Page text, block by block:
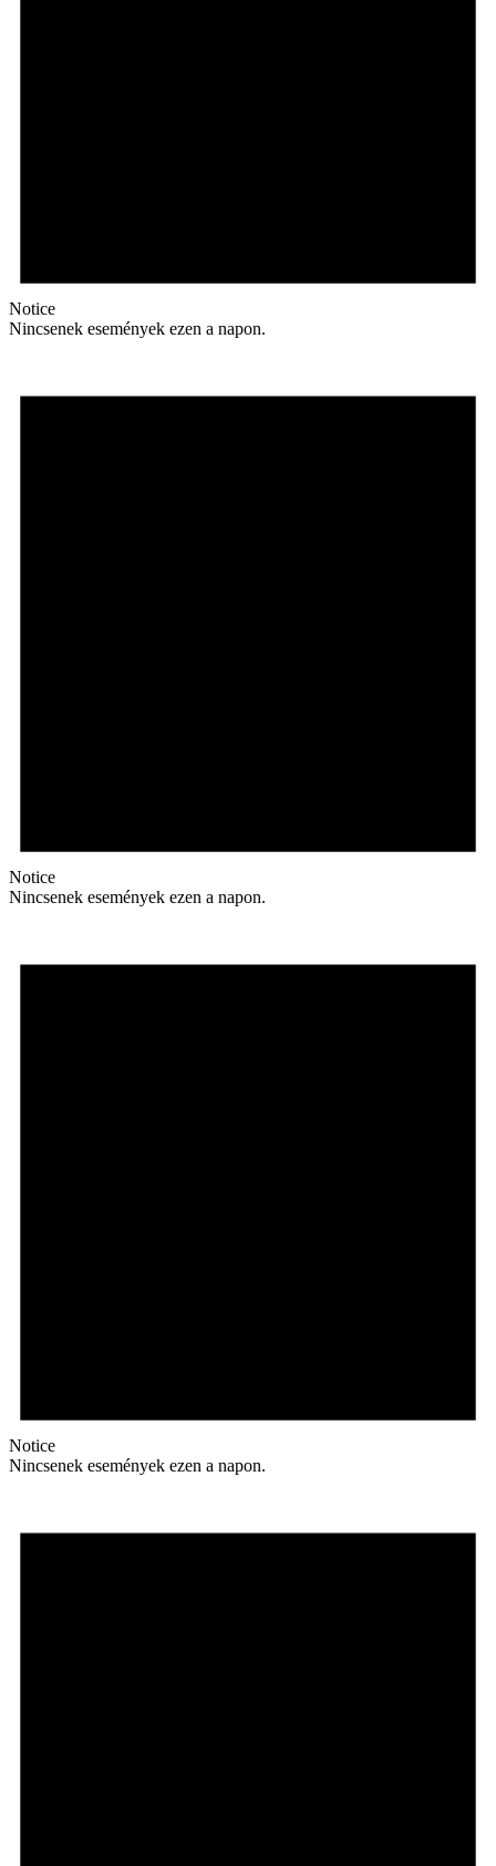
Notice
Nincsenek események ezen a napon.
Notice
Nincsenek események ezen a napon.
Notice
Nincsenek események ezen a napon.